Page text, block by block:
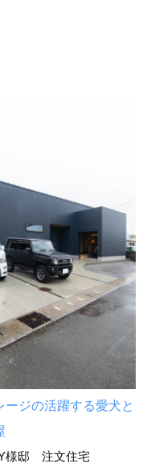
ージの活躍する愛犬と
様邸 注文住宅